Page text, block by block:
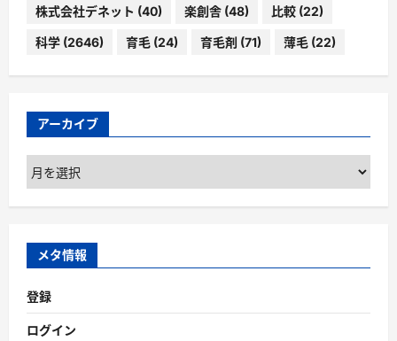
株式会社デネット (40) 楽創舎 (48) 比較 (22)
科学 (2646) 育毛 (24) 育毛剤 (71) 薄毛 (22)
アーカイブ
ア
ー
カ
ブ
メタ情報
登録
ログイン